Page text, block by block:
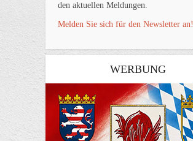
den aktuellen Meldungen.
Melden Sie sich für den Newsletter an!
WERBUNG